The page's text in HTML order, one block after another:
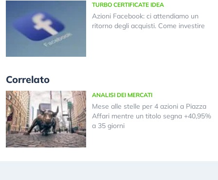
TURBO CERTIFICATE IDEA
Azioni Facebook: ci attendiamo un
ritorno degli acquisti. Come investire
Correlato
ANALISI DEI MERCATI
Mese alle stelle per 4 azioni a Piazza
Affari mentre un titolo segna +40,95%
a 35 giorni